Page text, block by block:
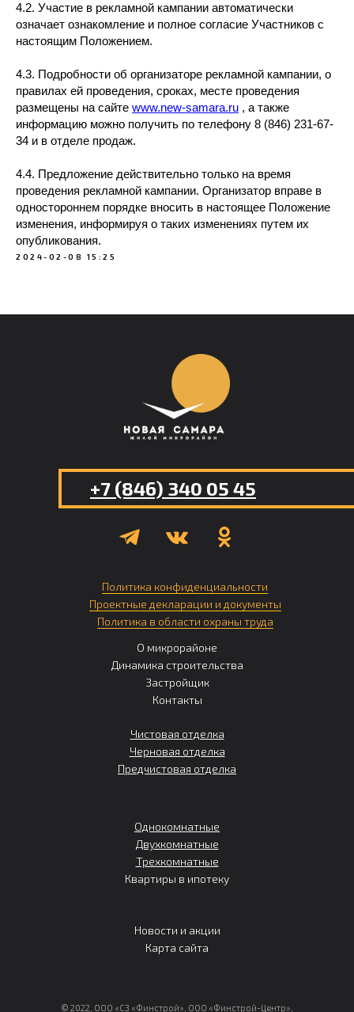
4.2. Участие в рекламной кампании автоматически
означает ознакомление и полное согласие Участников с
настоящим Положением.
4.3. Подробности об организаторе рекламной кампании, о
правилах ей проведения, сроках, месте проведения
размещены на сайте www.new-samara.ru , а также
информацию можно получить по телефону 8 (846) 231-67-
34 и в отделе продаж.
4.4. Предложение действительно только на время
проведения рекламной кампании. Организатор вправе в
одностороннем порядке вносить в настоящее Положение
изменения, информируя о таких изменениях путем их
опубликования.
2024-02-08 15:25
+7 (846) 340 05 45
© 2022, ООО «СЗ «Финстрой», ООО «Финстрой-Центр»,
О микрорайоне
Динамика строительства
Застройщик
Контакты
Однокомнатные
Двухкомнатные
Трехкомнатные
Квартиры в ипотеку
Политика конфиденциальности
Проектные декларации и документы
Политика в области охраны труда
Чистовая отделка
Черновая отделка
Предчистовая отделка
Новости и акции
Карта сайта